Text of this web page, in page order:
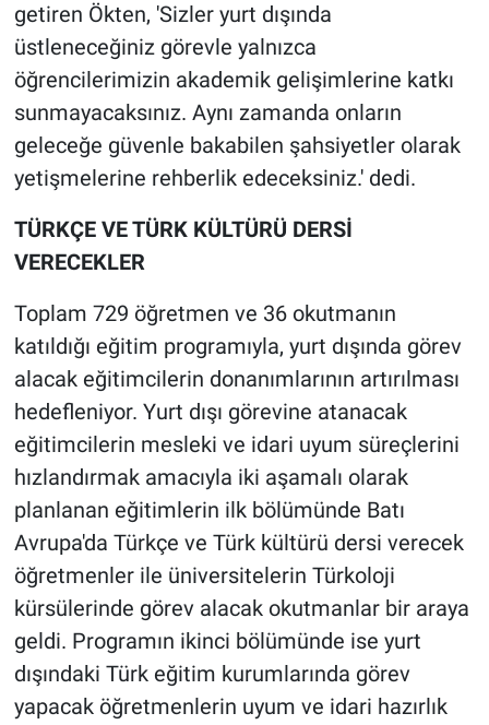
getiren Ökten, 'Sizler yurt dışında
üstleneceğiniz görevle yalnızca
öğrencilerimizin akademik gelişimlerine katkı
sunmayacaksınız. Aynı zamanda onların
geleceğe güvenle bakabilen şahsiyetler olarak
yetişmelerine rehberlik edeceksiniz.' dedi.
TÜRKÇE VE TÜRK KÜLTÜRÜ DERSİ
VERECEKLER
Toplam 729 öğretmen ve 36 okutmanın
katıldığı eğitim programıyla, yurt dışında görev
alacak eğitimcilerin donanımlarının artırılması
hedefleniyor. Yurt dışı görevine atanacak
eğitimcilerin mesleki ve idari uyum süreçlerini
hızlandırmak amacıyla iki aşamalı olarak
planlanan eğitimlerin ilk bölümünde Batı
Avrupa'da Türkçe ve Türk kültürü dersi verecek
öğretmenler ile üniversitelerin Türkoloji
kürsülerinde görev alacak okutmanlar bir araya
geldi. Programın ikinci bölümünde ise yurt
dışındaki Türk eğitim kurumlarında görev
yapacak öğretmenlerin uyum ve idari hazırlık